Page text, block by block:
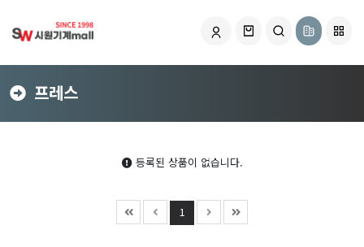
프레스
등록된 상품이 없습니다.
1